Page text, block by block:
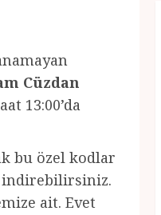
Cüzdan
13:00’da
bu özel kodlar
indirebilirsiniz.
ait. Evet